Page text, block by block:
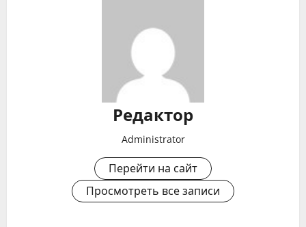
Редактор
Administrator
Перейти на сайт
Просмотреть все записи